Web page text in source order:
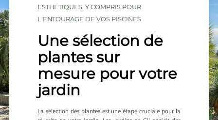
ESTHÉTIQUES, Y COMPRIS POUR
L'ENTOURAGE DE VOS PISCINES
Une sélection de
plantes sur
mesure pour votre
jardin
La sélection des plantes est une étape cruciale pour la